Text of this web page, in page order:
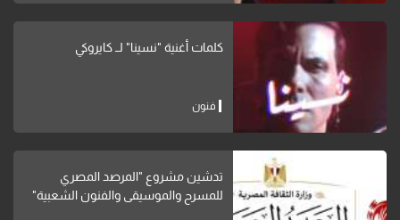
كلمات أغنية "نسينا" لــ كايروكي
فنون
تدشين مشروع "المرصد المصري
للمسرح والموسيقى والفنون الشعبية"